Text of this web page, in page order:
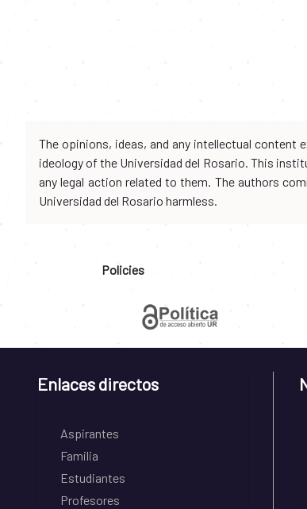
The opinions, ideas, and any intellectual
ideology of the Universidad del Rosario. This
any legal action related to them. The authors
Universidad del Rosario harmless.
Policies
Enlaces directos
Aspirantes
Familia
Estudiantes
Profesores